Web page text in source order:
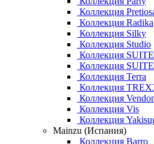
Коллекция
Коллекция Radika
Коллекция Silky
Коллекция Studio
Коллекция
Коллекция
Коллекция Terra
Коллекция
Коллекция
Коллекция Vis
Коллекция
Mainzu (Испания)
Коллекция Barro